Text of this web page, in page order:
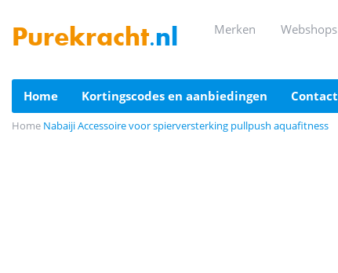
Purekracht.nl merken webshops
home kortingscodes en aanbiedingen contact
Home Nabaiji Accessoire voor spierversterking pullpush aquafitness